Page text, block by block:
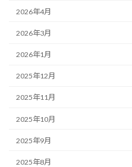
2026年4月
2026年3月
2026年1月
2025年12月
2025年11月
2025年10月
2025年9月
2025年8月